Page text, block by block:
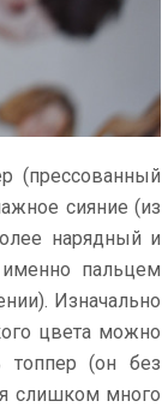
(прессованный
сияние (из
нарядный и
пальцем
Изначально
цвета можно
топпер (он без
слишком много